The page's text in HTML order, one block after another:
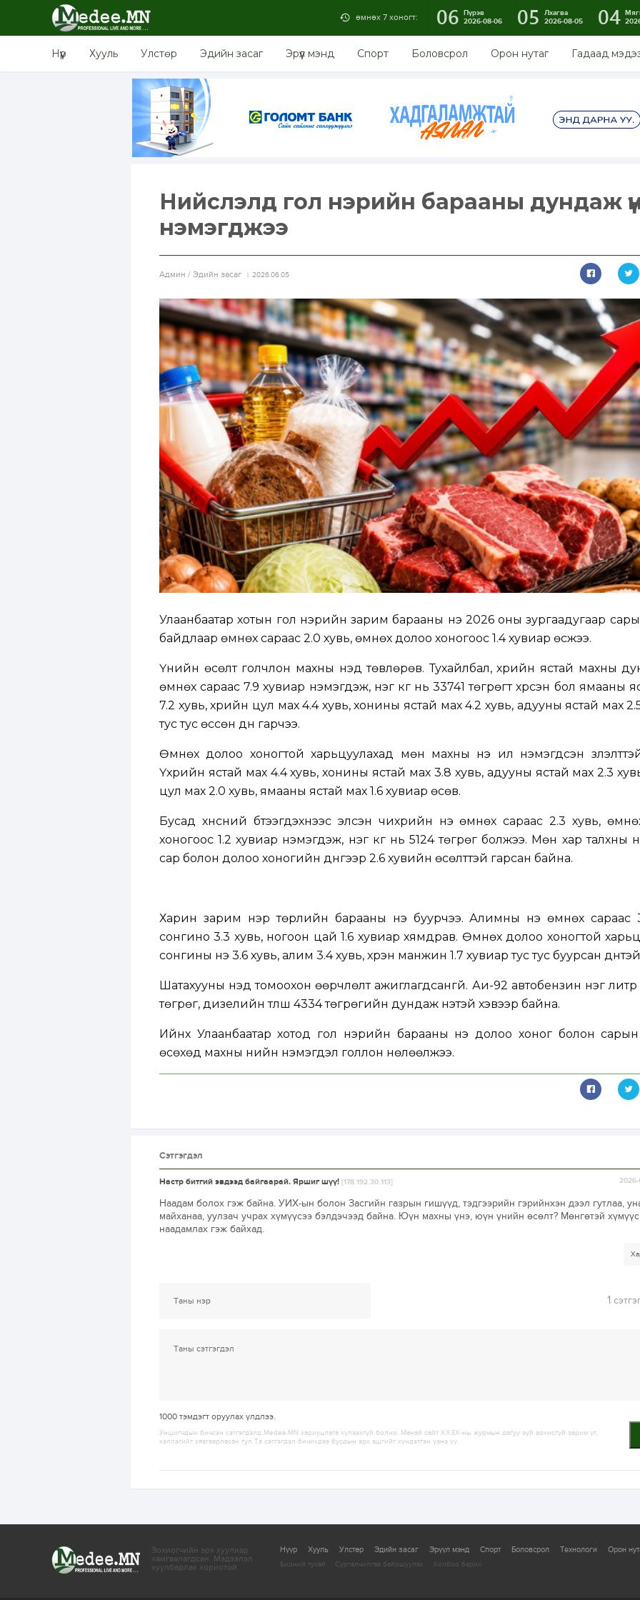
өмнөх 7 хоногт: 06 Пүрэв
2026-08-06
05
Лхагва
2026-08-05
04
Нүүр Хууль Улстөр Эдийн засаг Эрүүл мэнд Спорт Боловсрол Орон нутаг Гадаад
Нийслэлд гол нэрийн барааны дундаж
нэмэгджээ
Aдмин / Эдийн засаг 2026.06.05
Улаанбаатар хотын гол нэрийн зарим барааны үнэ 2026 оны зургаадугаар
байдлаар өмнөх сараас 2.0 хувь, өмнөх долоо хоногоос 1.4 хувиар өсжээ.
Үнийн өсөлт голчлон махны үнэд төвлөрөв. Тухайлбал, үхрийн ястай махны
өмнөх сараас 7.9 хувиар нэмэгдэж, нэг кг нь 33741 төгрөгт хүрсэн бол ямааны
7.2 хувь, үхрийн цул мах 4.4 хувь, хонины ястай мах 4.2 хувь, адууны ястай мах
тус тус өссөн дүн гарчээ.
Өмнөх долоо хоногтой харьцуулахад мөн махны үнэ илүү нэмэгдсэн
Үхрийн ястай мах 4.4 хувь, хонины ястай мах 3.8 хувь, адууны ястай мах 2.3
цул мах 2.0 хувь, ямааны ястай мах 1.6 хувиар өсөв.
Бусад хүнсний бүтээгдэхүүнээс элсэн чихрийн үнэ өмнөх сараас 2.3 хувь,
хоногоос 1.2 хувиар нэмэгдэж, нэг кг нь 5124 төгрөг болжээ. Мөн хар талхны
сар болон долоо хоногийн дүнгээр 2.6 хувийн өсөлттэй гарсан байна.
Харин зарим нэр төрлийн барааны үнэ буурчээ. Алимны үнэ өмнөх сараас
сонгино 3.3 хувь, ногоон цай 1.6 хувиар хямдрав. Өмнөх долоо хоногтой
сонгины үнэ 3.6 хувь, алим 3.4 хувь, хүрэн манжин 1.7 хувиар тус тус буурсан
Шатахууны үнэд томоохон өөрчлөлт ажиглагдсангүй. Аи-92 автобензин нэг
төгрөг, дизелийн түлш 4334 төгрөгийн дундаж үнэтэй хэвээр байна.
Ийнхүү Улаанбаатар хотод гол нэрийн барааны үнэ долоо хоног болон сарын
өсөхөд махны үнийн нэмэгдэл голлон нөлөөлжээ.
Сэтгэгдэл
Настр битгий эвдээд байгаарай. Яршиг шүү! [178.192.30.113] 2026-
Наадам болох гэж байна. УИХ-ын болон Засгийн газрын гишүүд, тэдгээрийн гэрийнхэн дээл гутлаа,
майханаа, уулзач учрах хүмүүсээ бэлдэчээд байна. Юүн махны үнэ, юүн үнийн өсөлт? Мөнгөтэй хүмүүс
наадамлах гэж байхад.
1
1000 тэмдэгт оруулах үлдлээ.
Уншигчдын бичсэн сэтгэгдэлд Medee.MN хариуцлага хүлээхгүй болно. Манай сайт ХХЗХ-ны журмын дагуу зүй зохисгүй зарим үг,
хэллэгийг хязгаарласан тул Та сэтгэгдэл бичихдээ бусдын эрх ашгийг хүндэтгэн үзнэ үү.
Зохиогчийн эрх хуулиар
хамгаалагдсан. Мэдээлэл
хуулбарлах хориотой.
Нүүр Хууль Улстөр Эдийн засаг Эрүүл мэнд Спорт Боловсрол Технологи Орон
Бидний тухай Сурталчилгаа байршуулах Холбоо барих